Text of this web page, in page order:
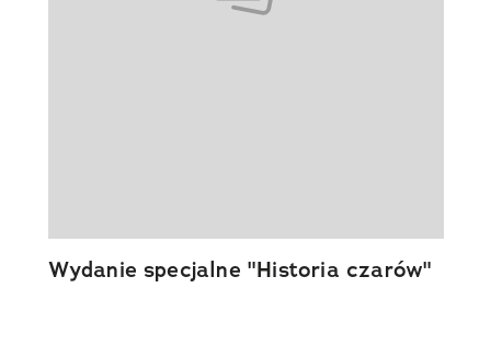
Wydanie specjalne "Historia czarów"